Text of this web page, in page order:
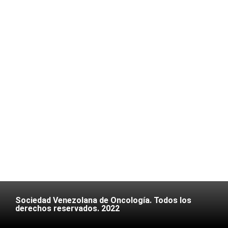
Sociedad Venezolana de Oncología. Todos los
derechos reservados. 2022